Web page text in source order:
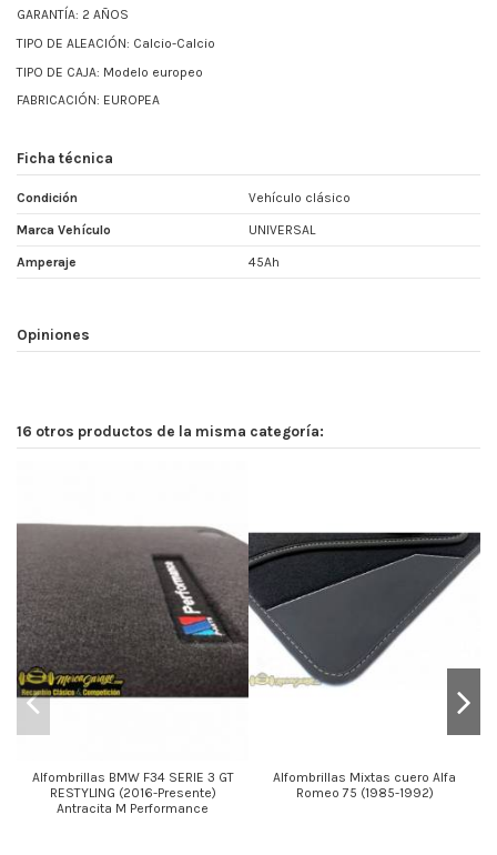
GARANTÍA: 2 AÑOS
TIPO DE ALEACIÓN: Calcio-Calcio
TIPO DE CAJA: Modelo europeo
FABRICACIÓN: EUROPEA
Ficha técnica
Condición Vehículo clásico
Marca Vehículo UNIVERSAL
Amperaje 45Ah
Opiniones
16 otros productos de la misma categoría:
Alfombrillas BMW F34 SERIE 3 GT
RESTYLING (2016-Presente)
Antracita M Performance
Alfombrillas Mixtas cuero Alfa
Romeo 75 (1985-1992)